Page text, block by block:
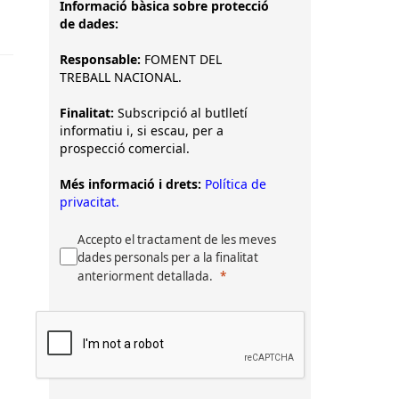
Informació bàsica sobre protecció
de dades:
Responsable: FOMENT DEL
TREBALL NACIONAL.
Finalitat: Subscripció al butlletí
informatiu i, si escau, per a
prospecció comercial.
Més informació i drets: Política de
privacitat.
Accepto el tractament de les meves
dades personals per a la finalitat
anteriorment detallada.